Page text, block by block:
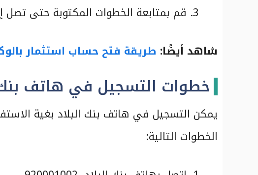
قم بمتابعة الخطوات المكتوبة حتى
شاهد أيضًا: طريقة فتح حساب استثمار
خطوات التسجيل في هاتف
يمكن التسجيل في هاتف بنك البلاد بغية
الخطوات التالية: